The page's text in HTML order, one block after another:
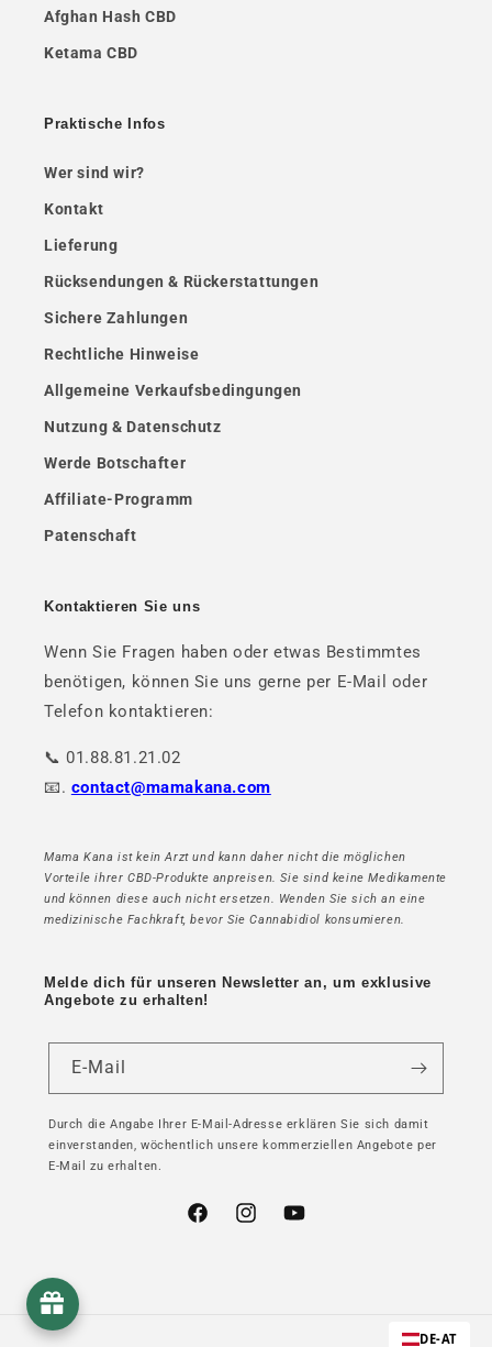
Afghan Hash CBD
Ketama CBD
Praktische Infos
Wer sind wir?
Kontakt
Lieferung
Rücksendungen & Rückerstattungen
Sichere Zahlungen
Rechtliche Hinweise
Allgemeine Verkaufsbedingungen
Nutzung & Datenschutz
Werde Botschafter
Affiliate-Programm
Patenschaft
Kontaktieren Sie uns
Wenn Sie Fragen haben oder etwas Bestimmtes
benötigen, können Sie uns gerne per E-Mail oder
Telefon kontaktieren:
📞 01.88.81.21.02
📧. contact@mamakana.com
Mama Kana ist kein Arzt und kann daher nicht die möglichen
Vorteile ihrer CBD-Produkte anpreisen. Sie sind keine Medikamente
und können diese auch nicht ersetzen. Wenden Sie sich an eine
medizinische Fachkraft, bevor Sie Cannabidiol konsumieren.
Melde dich für unseren Newsletter an, um exklusive
Angebote zu erhalten!
E-Mail
Durch die Angabe Ihrer E-Mail-Adresse erklären Sie sich damit
einverstanden, wöchentlich unsere kommerziellen Angebote per
E-Mail zu erhalten.
FacebookInstagramYouTube
DE-AT